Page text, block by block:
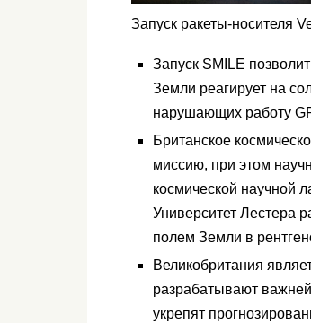
Запуск ракеты-носителя
Запуск SMILE
Земли реагирует на
нарушающих работу
Британское
миссию, при этом
космической научной
Университет Лестера
полем Земли в
Великобритания
разрабатывают
укрепят